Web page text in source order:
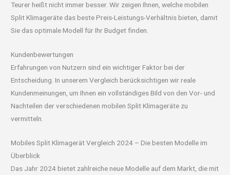
Teurer heißt nicht immer besser. Wir zeigen Ihnen, welche mobilen
Split Klimageräte das beste Preis-Leistungs-Verhältnis bieten, damit
Sie das optimale Modell für Ihr Budget finden.
Kundenbewertungen
Erfahrungen von Nutzern sind ein wichtiger Faktor bei der
Entscheidung. In unserem Vergleich berücksichtigen wir reale
Kundenmeinungen, um Ihnen ein vollständiges Bild von den Vor- und
Nachteilen der verschiedenen mobilen Split Klimageräte zu
vermitteln.
Mobiles Split Klimagerät Vergleich 2024 – Die besten Modelle im
Überblick
Das Jahr 2024 bietet zahlreiche neue Modelle auf dem Markt, die mit